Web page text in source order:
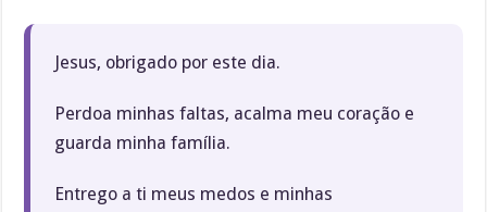
Jesus, obrigado por este dia.
Perdoa minhas faltas, acalma meu coração e
guarda minha família.
Entrego a ti meus medos e minhas